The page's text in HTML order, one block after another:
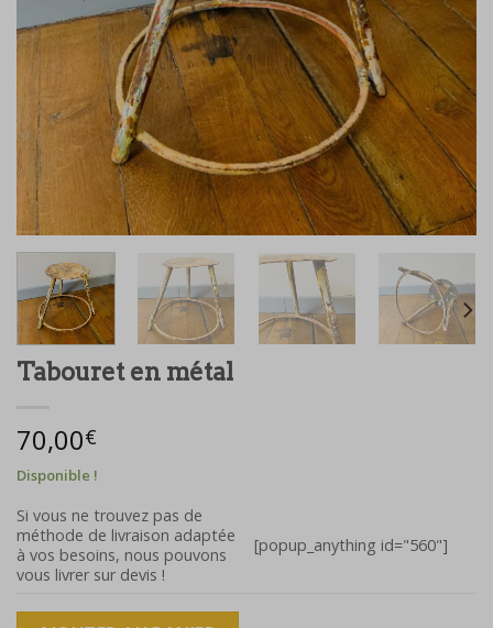
Tabouret en métal
70,00€
Disponible !
Si vous ne trouvez pas de
méthode de livraison adaptée
à vos besoins, nous pouvons
vous livrer sur devis !
[popup_anything id="560"]